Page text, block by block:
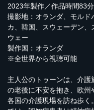
2023年製作／作品時間83分
撮影地：オランダ、モルド
カ、韓国、スウェーデン
ウェー
製作国：オランダ
※全世界から視聴可能
主人公のトゥーンは、介
の老後に不安を抱き、欧州
各国の介護現場を訪ね歩